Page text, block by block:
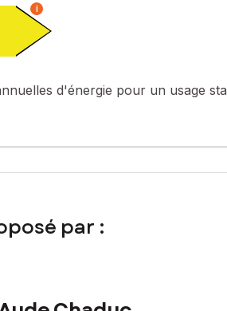
i
d'énergie pour un usage
par :